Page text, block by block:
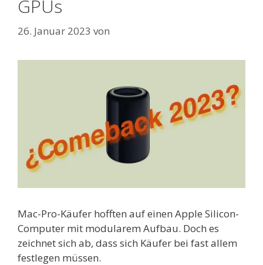
GPUs
26. Januar 2023 von
Mac-Pro-Käufer hofften auf einen Apple Silicon-
Computer mit modularem Aufbau. Doch es
zeichnet sich ab, dass sich Käufer bei fast allem
festlegen müssen.